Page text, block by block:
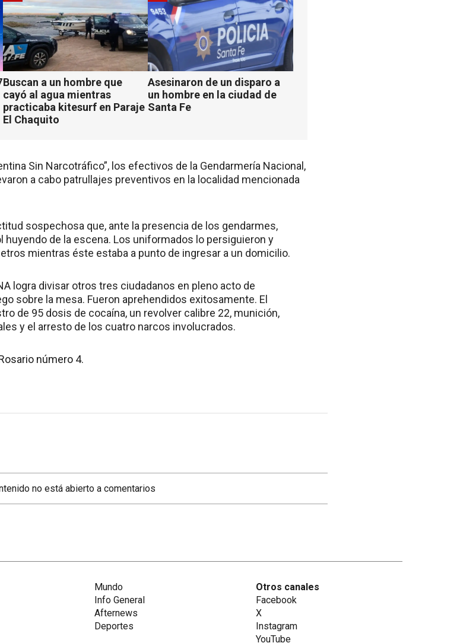
Buscan a un hombre que
cayó al agua mientras
practicaba kitesurf en Paraje
El Chaquito
Asesinaron de un disparo a
un hombre en la ciudad de
Santa Fe
Sin Narcotráfico”, los efectivos de la Gendarmería Nacional,
a cabo patrullajes preventivos en la localidad mencionada
sospechosa que, ante la presencia de los gendarmes,
de la escena. Los uniformados lo persiguieron y
mientras éste estaba a punto de ingresar a un domicilio.
logra divisar otros tres ciudadanos en pleno acto de
sobre la mesa. Fueron aprehendidos exitosamente. El
de 95 dosis de cocaína, un revolver calibre 22, munición,
y el arresto de los cuatro narcos involucrados.
número 4.
no está abierto a comentarios
Mundo
Info General
Afternews
Deportes
Otros canales
Facebook
X
Instagram
YouTube